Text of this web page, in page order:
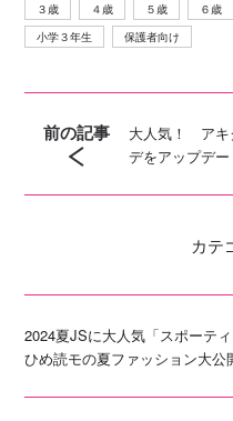
３歳 ４歳 ５歳 ６歳
小学３年生
保護者向け
前の記事
大人気！ アキ
デをアップデー
カテ
2024夏JSに大人気「スポーテ
ひめ読モの夏ファッション大公